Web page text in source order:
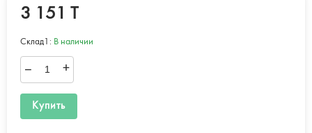
3 151 T
Склад1: В наличии
– +
Купить